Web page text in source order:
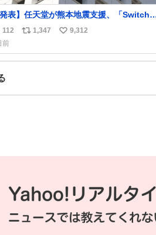
発表】任天堂が熊本地震支援、「Switch
など無償修理へ 保証切れでも対象
article/detail… 任天堂が
8年熊本地震の被災者支援として、災害救
適用地域からの同社製品の修理につい
「Switch 2」や「Switch」「Joy-Con」
112
リ
ス
1,347
い
ね
9,312
前